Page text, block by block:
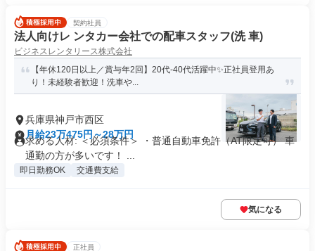
契約社員
法人向けレ ンタカー会社での配車スタッフ(洗 車)
ビジネスレンタリース株式会社
【年休120日以上／賞与年2回】20代-40代活躍中✨正社員登用あ
り！未経験者歓迎！洗車や...
兵庫県神戸市西区
月給23万475円～28万円
求める人材: ＜必須条件＞ ・普通自動車免許（AT限定可） 車
通勤の方が多いです！ ...
即日勤務OK 交通費支給
気になる
正社員